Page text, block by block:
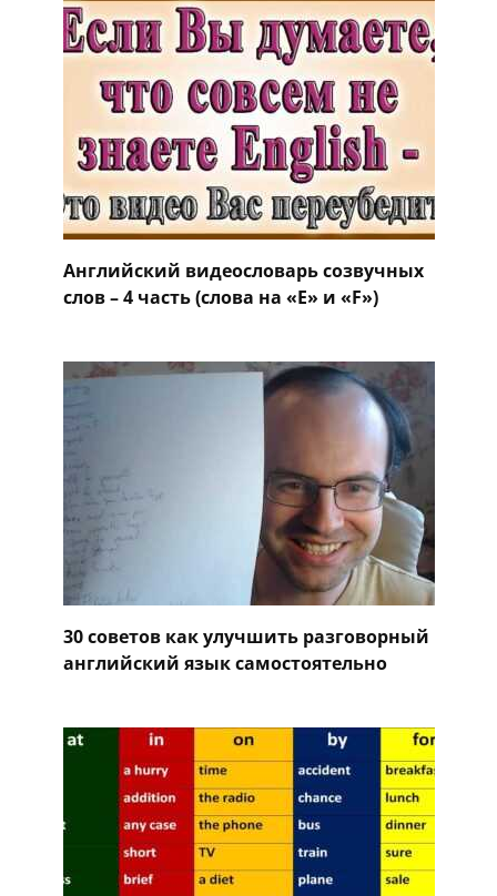
Английский видеословарь созвучных
слов – 4 часть (слова на «E» и «F»)
30 советов как улучшить разговорный
английский язык самостоятельно